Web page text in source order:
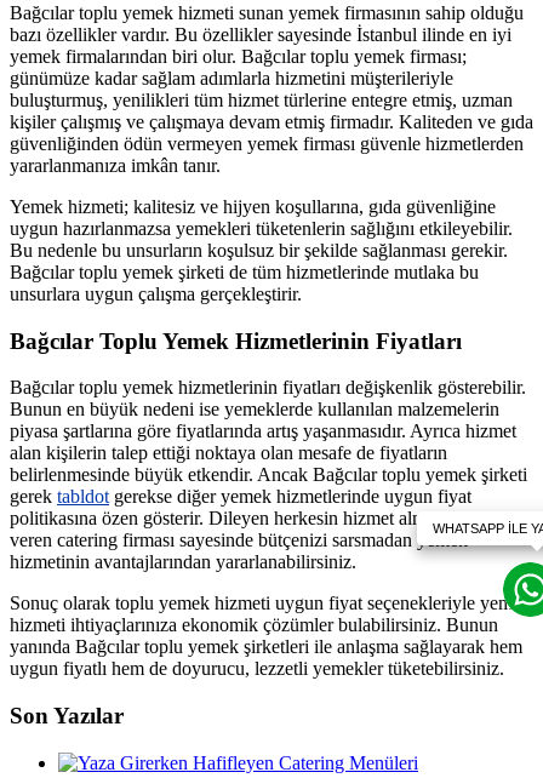
Bağcılar toplu yemek hizmeti sunan yemek firmasının sahip olduğu
bazı özellikler vardır. Bu özellikler sayesinde İstanbul ilinde en iyi
yemek firmalarından biri olur. Bağcılar toplu yemek firması;
günümüze kadar sağlam adımlarla hizmetini müşterileriyle
buluşturmuş, yenilikleri tüm hizmet türlerine entegre etmiş, uzman
kişiler çalışmış ve çalışmaya devam etmiş firmadır. Kaliteden ve gıda
güvenliğinden ödün vermeyen yemek firması güvenle hizmetlerden
yararlanmanıza imkân tanır.
Yemek hizmeti; kalitesiz ve hijyen koşullarına, gıda güvenliğine
uygun hazırlanmazsa yemekleri tüketenlerin sağlığını etkileyebilir.
Bu nedenle bu unsurların koşulsuz bir şekilde sağlanması gerekir.
Bağcılar toplu yemek şirketi de tüm hizmetlerinde mutlaka bu
unsurlara uygun çalışma gerçekleştirir.
Bağcılar Toplu Yemek Hizmetlerinin Fiyatları
Bağcılar toplu yemek hizmetlerinin fiyatları değişkenlik gösterebilir.
Bunun en büyük nedeni ise yemeklerde kullanılan malzemelerin
piyasa şartlarına göre fiyatlarında artış yaşanmasıdır. Ayrıca hizmet
alan kişilerin talep ettiği noktaya olan mesafe de fiyatların
belirlenmesinde büyük etkendir. Ancak Bağcılar toplu yemek şirketi
gerek tabldot gerekse diğer yemek hizmetlerinde uygun fiyat
politikasına özen gösterir. Dileyen herkesin hizmet almasına olanak
veren catering firması sayesinde bütçenizi sarsmadan yemek
hizmetinin avantajlarından yararlanabilirsiniz.
Sonuç olarak toplu yemek hizmeti uygun fiyat seçenekleriyle yemek
hizmeti ihtiyaçlarınıza ekonomik çözümler bulabilirsiniz. Bunun
yanında Bağcılar toplu yemek şirketleri ile anlaşma sağlayarak hem
uygun fiyatlı hem de doyurucu, lezzetli yemekler tüketebilirsiniz.
Son Yazılar